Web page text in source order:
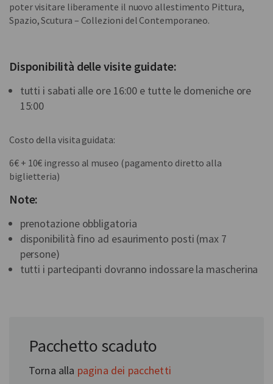
poter visitare liberamente il nuovo allestimento Pittura,
Spazio, Scutura – Collezioni del Contemporaneo.
Disponibilità delle visite guidate:
tutti i sabati alle ore 16:00 e tutte le domeniche ore
15:00
Costo della visita guidata:
6€ + 10€ ingresso al museo (pagamento diretto alla
biglietteria)
Note:
prenotazione obbligatoria
disponibilità fino ad esaurimento posti (max 7
persone)
tutti i partecipanti dovranno indossare la mascherina
Theatrum Sabaudiae
Pacchetto scaduto
Torna alla pagina dei pacchetti